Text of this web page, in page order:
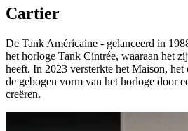
Cartier
De Tank Américaine - gelanceerd in
het horloge Tank Cintrée, waaraan het
heeft. In 2023 versterkte het Maison,
de gebogen vorm van het horloge door
creëren.